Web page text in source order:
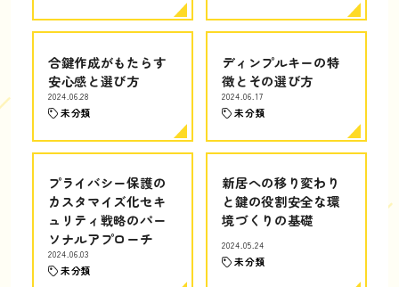
合鍵作成がもたらす
安心感と選び方
2024.06.28
未分類
ディンプルキーの特
徴とその選び方
2024.06.17
未分類
プライバシー保護の
カスタマイズ化セキ
ュリティ戦略のパー
ソナルアプローチ
2024.06.03
未分類
新居への移り変わり
と鍵の役割安全な環
境づくりの基礎
2024.05.24
未分類